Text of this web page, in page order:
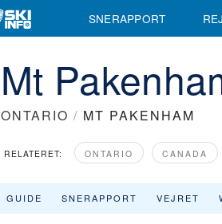
SNERAPPORT
Mt
ONTARIO / MT PAKENHAM
RELATERET: ONTARIO CANADA
GUIDE SNERAPPORT VEJRET